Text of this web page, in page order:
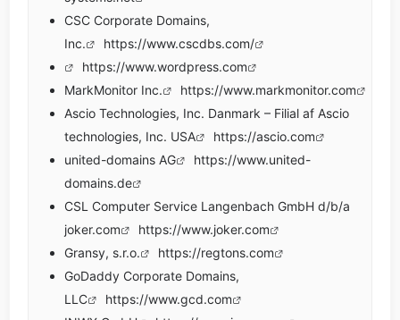
CSC Corporate Domains,
Inc.
https://www.cscdbs.com/
https://www.wordpress.com
MarkMonitor Inc.
https://www.markmonitor.com
Ascio Technologies, Inc. Danmark – Filial af Ascio
technologies, Inc. USA
https://ascio.com
united-domains AG
https://www.united-
domains.de
CSL Computer Service Langenbach GmbH d/b/a
joker.com
https://www.joker.com
Gransy, s.r.o.
https://regtons.com
GoDaddy Corporate Domains,
LLC
https://www.gcd.com